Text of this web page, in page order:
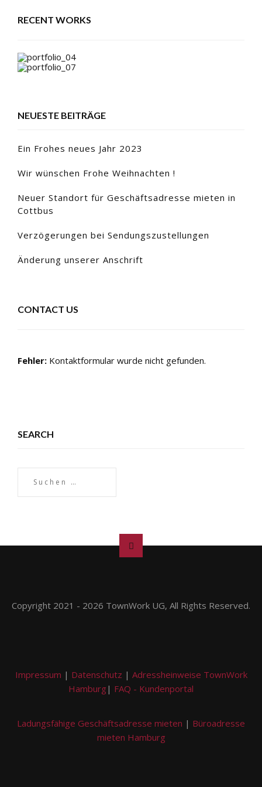
RECENT WORKS
NEUESTE BEITRÄGE
Ein Frohes neues Jahr 2023
Wir wünschen Frohe Weihnachten !
Neuer Standort für Geschäftsadresse mieten in
Cottbus
Verzögerungen bei Sendungszustellungen
Änderung unserer Anschrift
CONTACT US
Fehler: Kontaktformular wurde nicht gefunden.
SEARCH
Copyright 2021 - 2026 TownWork UG, All Rights Reserved.
Impressum | Datenschutz | Adressheinweise TownWork
Hamburg | FAQ - Kundenportal
Ladungsfähige Geschäftsadresse mieten | Büroadresse
mieten Hamburg